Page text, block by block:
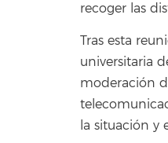
recoger las
Tras esta
universitaria
moderación
la situación y